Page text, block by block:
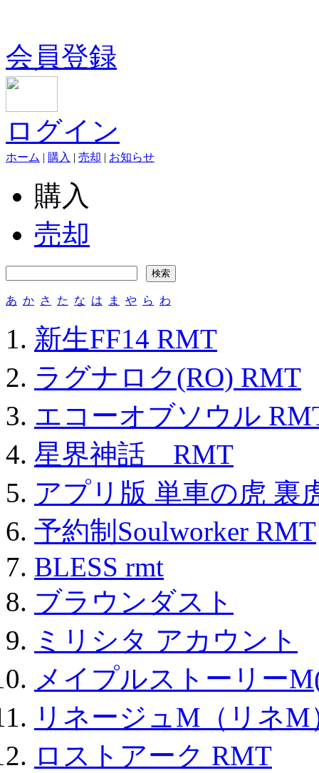
会員登録
ログイン
ホーム | 購入 | 売却 | お知らせ
購入
売却
あ か さ た な は ま や ら わ
新生FF14 RMT
ラグナロク(RO) RMT
エコーオブソウル
星界神話 RMT
アプリ版 単車の虎 裏
予約制Soulworker RMT
BLESS rmt
ブラウンダスト
ミリシタ アカウント
メイプルストーリー
リネージュM（リネM
ロストアーク RMT